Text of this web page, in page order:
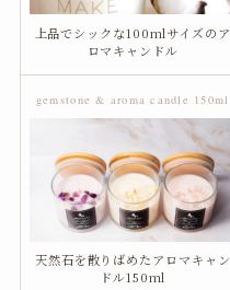
上品でシックな100mlサイズのア
ロマキャンドル
gemstone & aroma candle 150ml
天然石を散りばめたアロマキャン
ドル150ml